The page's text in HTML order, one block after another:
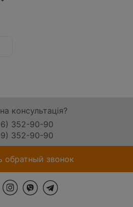
консультація?
352-90-90
352-90-90
обратный звонок